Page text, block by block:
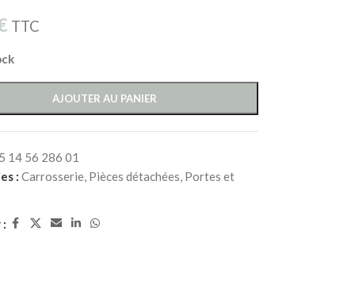
TTC
AJOUTER AU PANIER
14 56 286 01
: Carrosserie, Pièces détachées, Portes et